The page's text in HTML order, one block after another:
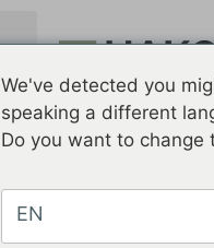
We've detected you
speaking a different
Do you want to change
EN